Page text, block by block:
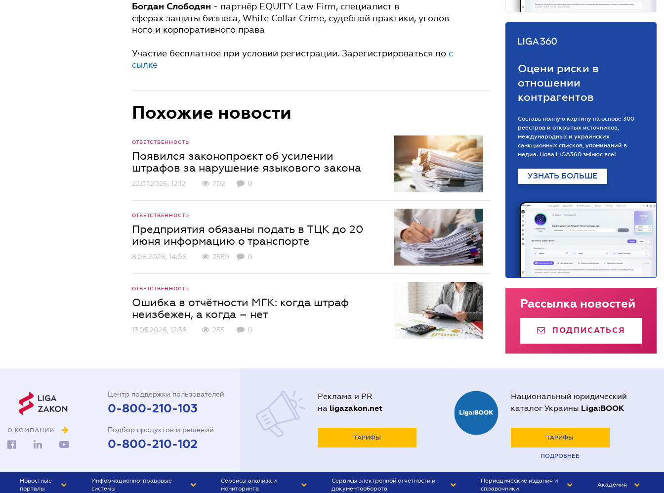
Богдан Слободян - партнёр EQUITY Law Firm, специалист в
сферах защиты бизнеса, White Collar Crime, судебной практики, уголов
ного и корпоративного права
Участие бесплатное при условии регистрации. Зарегистрироваться по с
сылке
Похожие новости
ОТВЕТСТВЕННОСТЬ
Появился законопроєкт об усилении
штрафов за нарушение языкового закона
22.07.2026, 12:12 702 0
ОТВЕТСТВЕННОСТЬ
Предприятия обязаны подать в ТЦК до 20
июня информацию о транспорте
8.06.2026, 14:06 2589 0
ОТВЕТСТВЕННОСТЬ
Ошибка в отчётности МГК: когда штраф
неизбежен, а когда – нет
13.05.2026, 12:36 255 0
Оцени риски в
отношении
контрагентов
Составь полную картину на основе 300
реестров и открытых источников,
международных и украинских
санкционных списков, упоминаний в
медиа. Нова LIGA360 змінює все!
УЗНАТЬ БОЛЬШЕ
Рассылка новостей
ПОДПИСАТЬСЯ
О КОМПАНИИ
Центр поддержки пользователей
0-800-210-103
Подбор продуктов и решений
0-800-210-102
Реклама и PR
на ligazakon.net
ТАРИФЫ
Национальный юридический
каталог Украины Liga:BOOK
ТАРИФЫ
ПОДРОБНЕЕ
Новостные
порталы
Информационно-правовые
системы
Сервисы анализа и
мониторинга
Сервисы электронной отчетности и
документооборота
Периодические издания и
справочники
Академия